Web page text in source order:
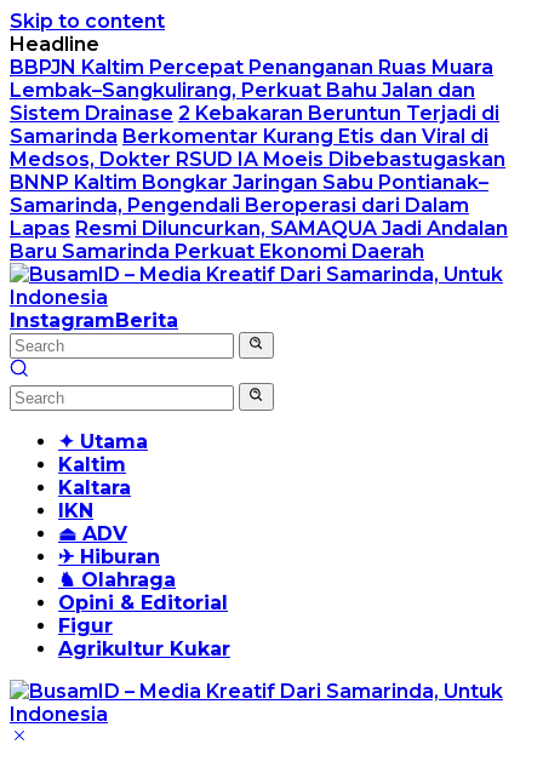
Skip to content
Headline
BBPJN Kaltim Percepat Penanganan Ruas Muara
Lembak–Sangkulirang, Perkuat Bahu Jalan dan
Sistem Drainase 2 Kebakaran Beruntun Terjadi di
Samarinda Berkomentar Kurang Etis dan Viral di
Medsos, Dokter RSUD IA Moeis Dibebastugaskan
BNNP Kaltim Bongkar Jaringan Sabu Pontianak–
Samarinda, Pengendali Beroperasi dari Dalam
Lapas Resmi Diluncurkan, SAMAQUA Jadi Andalan
Baru Samarinda Perkuat Ekonomi Daerah
InstagramBerita
✦ Utama
Kaltim
Kaltara
IKN
⏏ ADV
✈ Hiburan
♞ Olahraga
Opini & Editorial
Figur
Agrikultur Kukar